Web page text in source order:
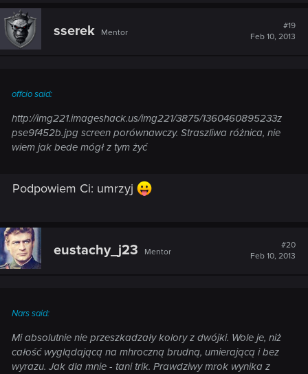
sserek Mentor
#19
Feb 10, 2013
offcio said:
http://img221.imageshack.us/img221/3875/1360460895233z
pse9f452b.jpg screen porównawczy. Straszliwa różnica, nie
wiem jak bede mógł z tym żyć
Podpowiem Ci: umrzyj
eustachy_j23 Mentor
#20
Feb 10, 2013
Nars said:
Mi absolutnie nie przeszkadzały kolory z dwójki. Wole je, niż
całość wyglądającą na mhroczną brudną, umierającą i bez
wyrazu. Jak dla mnie - tani trik. Prawdziwy mrok wynika z